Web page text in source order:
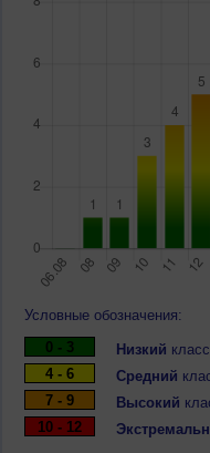
Условные обозначения:
0 - 3
Низкий
4 - 6
Средний
7 - 9
Высокий
10 - 12